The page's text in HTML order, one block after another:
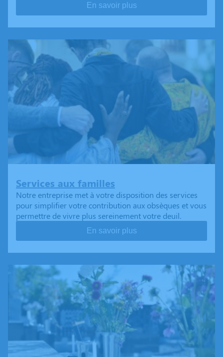
En savoir plus
Services aux familles
Notre entreprise met à votre disposition des services
pour simplifier votre contribution aux obsèques et vous
permettre de vivre plus sereinement votre deuil.
En savoir plus